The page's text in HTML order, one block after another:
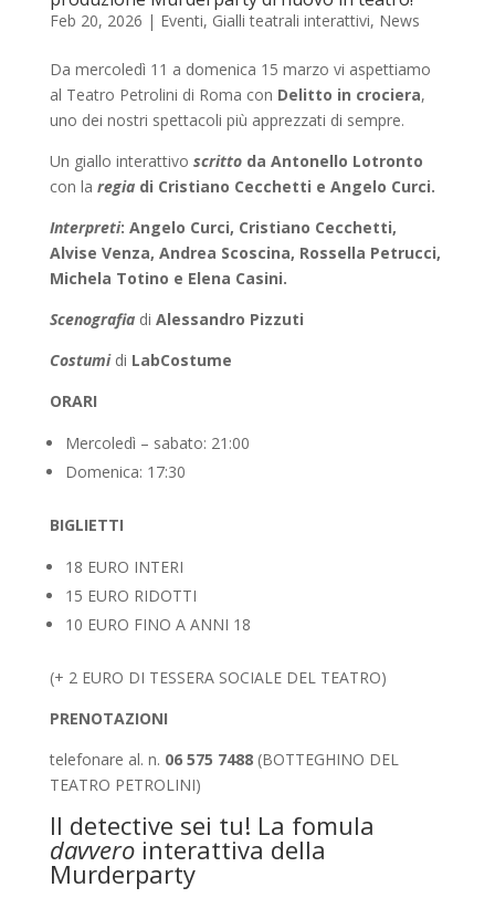
Feb 20, 2026 | Eventi, Gialli teatrali interattivi, News
Da mercoledì 11 a domenica 15 marzo vi aspettiamo
al Teatro Petrolini di Roma con Delitto in crociera,
uno dei nostri spettacoli più apprezzati di sempre.
Un giallo interattivo scritto da Antonello Lotronto
con la regiadi Cristiano Cecchetti e Angelo Curci.
Interpreti: Angelo Curci, Cristiano Cecchetti,
Alvise Venza, Andrea Scoscina, Rossella Petrucci,
Michela Totino e Elena Casini.
Scenografia di Alessandro Pizzuti
Costumidi LabCostume
ORARI
Mercoledì – sabato: 21:00
Domenica: 17:30
BIGLIETTI
18 EURO INTERI
15 EURO RIDOTTI
10 EURO FINO A ANNI 18
(+ 2 EURO DI TESSERA SOCIALE DEL TEATRO)
PRENOTAZIONI
telefonare al. n. 06 575 7488(BOTTEGHINO DEL
TEATRO PETROLINI)
Il detective sei tu! La fomula
davverointerattiva della
Murderparty